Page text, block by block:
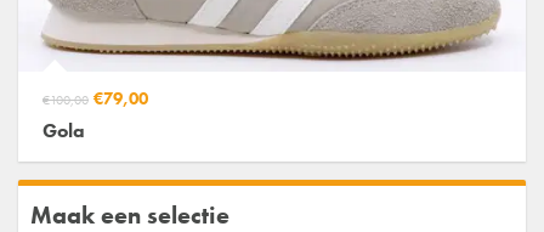
€100,00 €79,00
Gola
Maak een selectie